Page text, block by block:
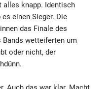
alles knapp. Identisch
einen Sieger. Die
das Finale des
Bands wetteiferten um
oder nicht, der